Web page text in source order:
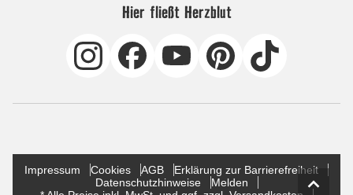
Hier fließt Herzblut
Impressum Cookies AGB
Erklärung zur Barrierefreiheit
Datenschutzhinweise
Melden